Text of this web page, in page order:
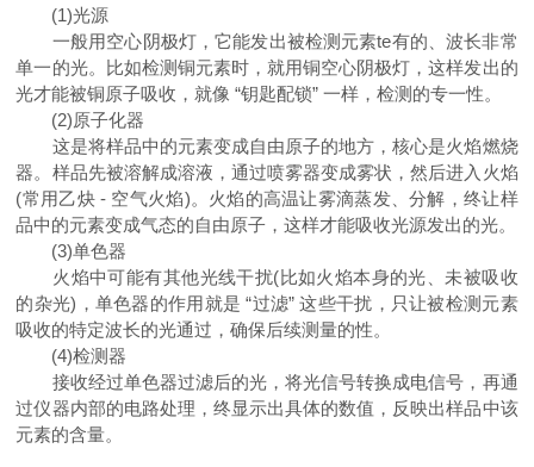
(1)光源
一般用空心阴极灯，它能发出被检测元素te有的、波长非常
单一的光。比如检测铜元素时，就用铜空心阴极灯，这样发出的
光才能被铜原子吸收，就像 “钥匙配锁” 一样，检测的专一性。
(2)原子化器
这是将样品中的元素变成自由原子的地方，核心是火焰燃烧
器。样品先被溶解成溶液，通过喷雾器变成雾状，然后进入火焰
(常用乙炔 - 空气火焰)。火焰的高温让雾滴蒸发、分解，终让样
品中的元素变成气态的自由原子，这样才能吸收光源发出的光。
(3)单色器
火焰中可能有其他光线干扰(比如火焰本身的光、未被吸收
的杂光)，单色器的作用就是 “过滤” 这些干扰，只让被检测元素
吸收的特定波长的光通过，确保后续测量的性。
(4)检测器
接收经过单色器过滤后的光，将光信号转换成电信号，再通
过仪器内部的电路处理，终显示出具体的数值，反映出样品中该
元素的含量。